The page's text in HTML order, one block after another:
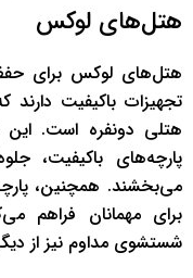
هتل‌های لوکس
هتل‌های لوکس برای حفظ
تجهیزات باکیفیت دارند
هتلی دونفره است. این
پارچه‌های باکیفیت،
می‌بخشند. همچنین،
برای مهمانان فراهم
شستشوی مداوم نیز از